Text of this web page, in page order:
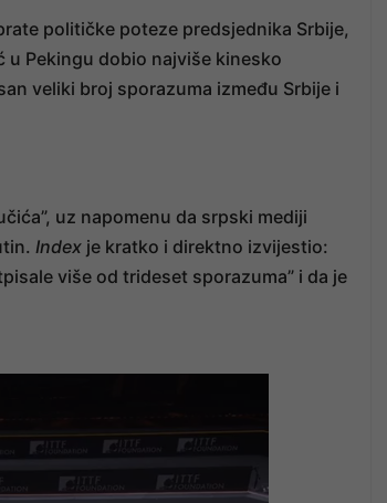
političke poteze predsjednika Srbije,
Pekingu dobio najviše kinesko
veliki broj sporazuma između Srbije i
uz napomenu da srpski mediji
Index je kratko i direktno izvijestio:
više od trideset sporazuma” i da je